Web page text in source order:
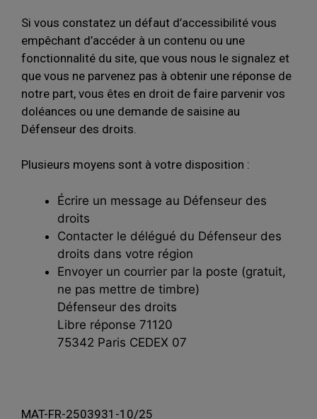
Si vous constatez un défaut d’accessibilité vous
empêchant d’accéder à un contenu ou une
fonctionnalité du site, que vous nous le signalez et
que vous ne parvenez pas à obtenir une réponse de
notre part, vous êtes en droit de faire parvenir vos
doléances ou une demande de saisine au
Défenseur des droits.
Plusieurs moyens sont à votre disposition :
Écrire un message au Défenseur des
droits
Contacter le délégué du Défenseur des
droits dans votre région
Envoyer un courrier par la poste (gratuit,
ne pas mettre de timbre)
Défenseur des droits
Libre réponse 71120
75342 Paris CEDEX 07
MAT-FR-2503931-10/25